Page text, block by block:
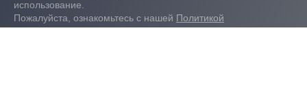
использование.
Пожалуйста, ознакомьтесь с нашей Политикой
конфиденциальности.